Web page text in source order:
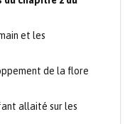
et les
de la flore
allaité sur les